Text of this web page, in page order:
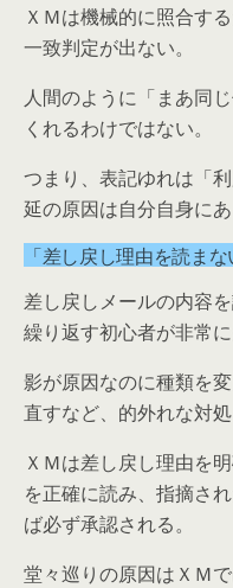
ＸＭは機械的に照合す
一致判定が出ない。
人間のように「まあ同
くれるわけではない。
つまり、表記ゆれは「
延の原因は自分自身にあ
「差し戻し理由を読ま
差し戻しメールの内容
繰り返す初心者が非常に
影が原因なのに種類を
直すなど、的外れな対処
ＸＭは差し戻し理由を
を正確に読み、指摘さ
ば必ず承認される。
堂々巡りの原因はＸＭ